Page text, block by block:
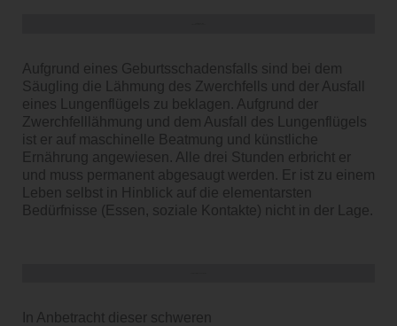
Aufgrund eines Geburtsschadensfalls sind bei dem
Säugling die Lähmung des Zwerchfells und der Ausfall
eines Lungenflügels zu beklagen. Aufgrund der
Zwerchfelllähmung und dem Ausfall des Lungenflügels
ist er auf maschinelle Beatmung und künstliche
Ernährung angewiesen. Alle drei Stunden erbricht er
und muss permanent abgesaugt werden. Er ist zu einem
Leben selbst in Hinblick auf die elementarsten
Bedürfnisse (Essen, soziale Kontakte) nicht in der Lage.
In Anbetracht dieser schweren